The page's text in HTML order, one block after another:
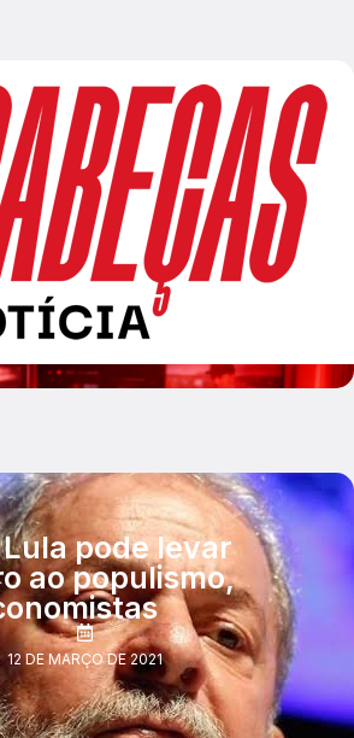
pode levar
ao populismo,
12 DE MARÇO DE 2021